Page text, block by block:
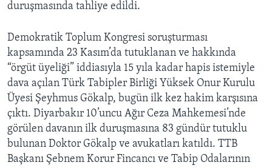
duruşmasında tahliye edildi.
Demokratik Toplum Kongresi soruşturması
kapsamında 23 Kasım’da tutuklanan ve hakkında
“örgüt üyeliği” iddiasıyla 15 yıla kadar hapis istemiyle
dava açılan Türk Tabipler Birliği Yüksek Onur Kurulu
Üyesi Şeyhmus Gökalp, bugün ilk kez hakim karşısına
çıktı. Diyarbakır 10’uncu Ağır Ceza Mahkemesi’nde
görülen davanın ilk duruşmasına 83 gündür tutuklu
bulunan Doktor Gökalp ve avukatları katıldı. TTB
Başkanı Şebnem Korur Fincancı ve Tabip Odalarının